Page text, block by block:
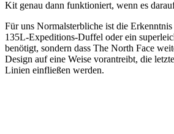
Kit genau dann funktioniert, wenn es
Für uns Normalsterbliche ist die Erkenntnis
135L-Expeditions-Duffel oder ein
benötigt, sondern dass The North Face
Design auf eine Weise vorantreibt, die
Linien einfließen werden.